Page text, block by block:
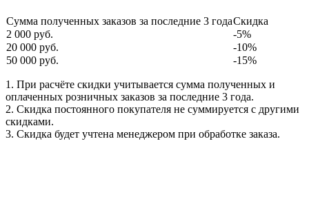
Сумма полученных заказов за последние 3 годаСкидка
2 000 руб.
-5%
20 000 руб.
-10%
50 000 руб.
-15%
1. При расчёте скидки учитывается сумма полученных и
оплаченных розничных заказов за последние 3 года.
2. Скидка постоянного покупателя не суммируется с другими
скидками.
3. Скидка будет учтена менеджером при обработке заказа.